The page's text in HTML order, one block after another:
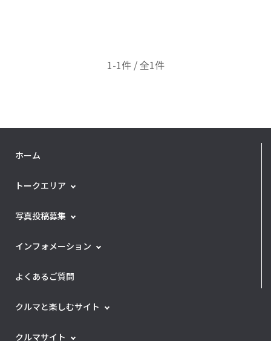
1-1件 / 全1件
ホーム
トークエリア
写真投稿募集
インフォメーション
よくあるご質問
クルマと楽しむサイト
クルマサイト